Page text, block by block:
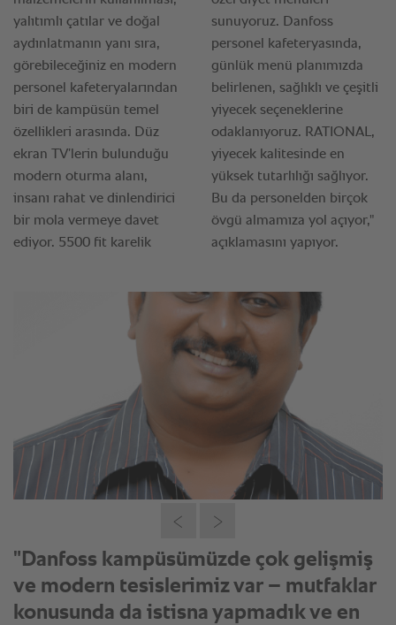
"Pilavdaki sonuçlar çok etkileyici:
Geleneksel ekipmanla 2,9 kilo elde
edecekken SelfCookingCenter ®